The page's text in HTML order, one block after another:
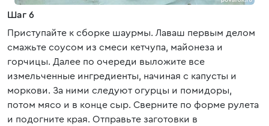
Шаг 6
Приступайте к сборке шаурмы. Лаваш первым делом
смажьте соусом из смеси кетчупа, майонеза и
горчицы. Далее по очереди выложите все
измельченные ингредиенты, начиная с капусты и
моркови. За ними следуют огурцы и помидоры,
потом мясо и в конце сыр. Сверните по форме рулета
и подогните края. Отправьте заготовки в